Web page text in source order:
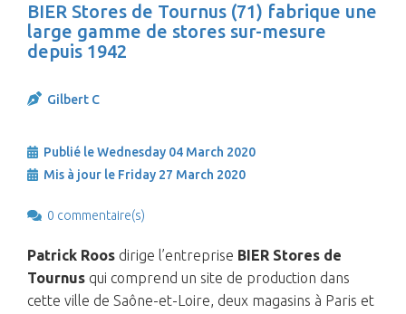
BIER Stores de Tournus (71) fabrique une
large gamme de stores sur-mesure
depuis 1942
Gilbert C
Publié le Wednesday 04 March 2020
Mis à jour le Friday 27 March 2020
0 commentaire(s)
Patrick Roos dirige l’entreprise BIER Stores de
Tournus qui comprend un site de production dans
cette ville de Saône-et-Loire, deux magasins à Paris et